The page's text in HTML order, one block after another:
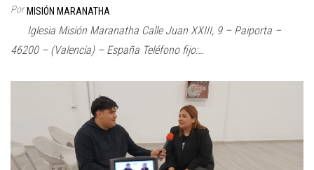
Por MISIÓN MARANATHA
Iglesia Misión Maranatha Calle Juan XXIII, 9 – Paiporta –
46200 – (Valencia) – España Teléfono fijo:…